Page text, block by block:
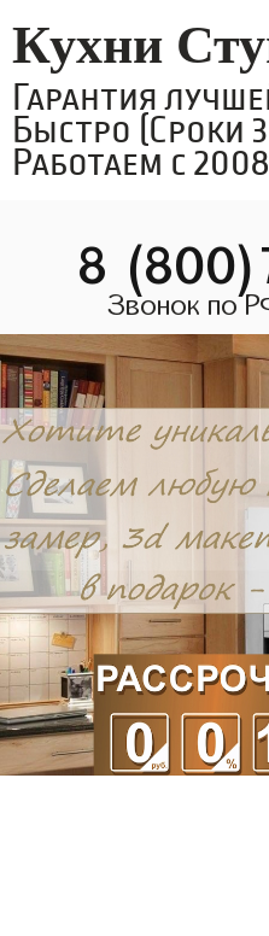
Кухни
Гарантия
Быстро (Сроки
Работаем с
8
Звонок по